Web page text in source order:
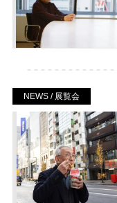
NEWS / 展覧会